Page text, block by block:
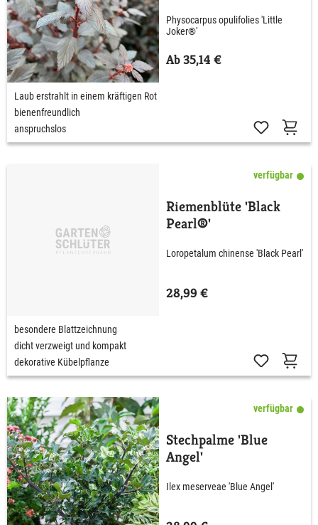
Physocarpus opulifolies 'Little
Joker®'
Ab 35,14 €
Laub erstrahlt in einem kräftigen Rot
bienenfreundlich
anspruchslos
verfügbar
Riemenblüte 'Black
Pearl®'
Loropetalum chinense 'Black Pearl'
28,99 €
besondere Blattzeichnung
dicht verzweigt und kompakt
dekorative Kübelpflanze
verfügbar
Stechpalme 'Blue
Angel'
Ilex meserveae 'Blue Angel'